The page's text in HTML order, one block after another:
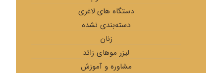
دستگاه های لاغری
دسته‌بندی نشده
زنان
لیزر موهای زائد
مشاوره و آموزش